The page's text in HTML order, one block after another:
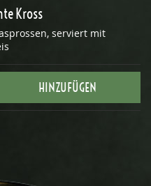
Kross
serviert mit
HINZUFÜGEN